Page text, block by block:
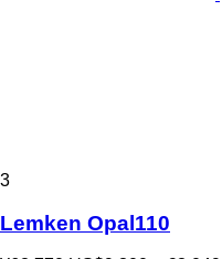
3
Lemken Opal110